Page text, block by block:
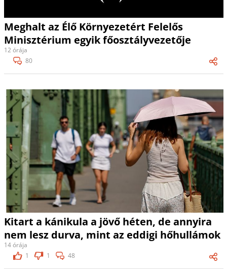
Meghalt az Élő Környezetért Felelős
Minisztérium egyik főosztályvezetője
12 órája
80
Kitart a kánikula a jövő héten, de annyira
nem lesz durva, mint az eddigi hőhullámok
14 órája
1
1 48